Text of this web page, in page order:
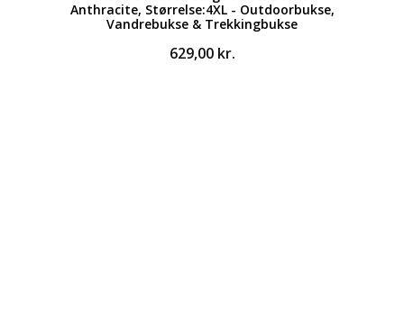
Anthracite, Størrelse:4XL - Outdoorbukse,
Vandrebukse & Trekkingbukse
629,00 kr.